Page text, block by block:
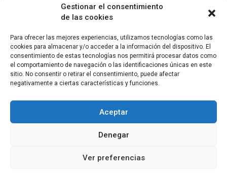
Gestionar el consentimiento
de las cookies
Para ofrecer las mejores experiencias, utilizamos tecnologías como las
cookies para almacenar y/o acceder a la información del dispositivo. El
consentimiento de estas tecnologías nos permitirá procesar datos como
el comportamiento de navegación o las identificaciones únicas en este
sitio. No consentir o retirar el consentimiento, puede afectar
negativamente a ciertas características y funciones.
Aceptar
Denegar
Ver preferencias